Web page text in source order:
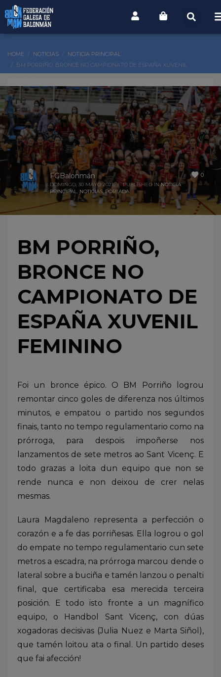
HOME NOTICIAS
NOTICIA PRINCIPAL
BM PORRIÑO, BRONCE NO CAMPIONATO DE ESPAÑA XUVENIL
0
FGBalonmán
DOMINGO, 30 MAYO 2021 / PUBLISHED INNOTICIA
PRINCIPAL, NOTICIAS,PORTADA
BM PORRIÑO,
BRONCE NO
CAMPIONATO DE
ESPAÑA XUVENIL
FEMININO
Foi un bronce épico. O BM Porriño logrou
remontar cinco goles de diferenza nos últimos
minutos, e empatou o partido nos segundos
finais, tanto no tempo regulamentario como na
prórroga, para despois impoñerse nos
lanzamentos de sete metros ao Sant Vicenç. E
todo grazas a loita dun equipo que non se
rende nunca e non deixou de crer nelas
mesmas.
Laura Magdaleno representa a perfección o
corazón e a fe das porriñesas. Ella logrou o gol
do empate no tempo regulamentario cun sete
metros a escadra, na prórroga marcou dende o
lateral sobre a buciña e tamén lanzou o penalti
final, que certificaba esa merecida terceira
posición. E todo isto fronte a un magnífico
equipo, o Handbol Sant Vicenç, con dúas
xogadoras decisivas (Julia Nuez e Marta Siñol),
que tamén loitou ata o final. Un partido deses
que fai afección!